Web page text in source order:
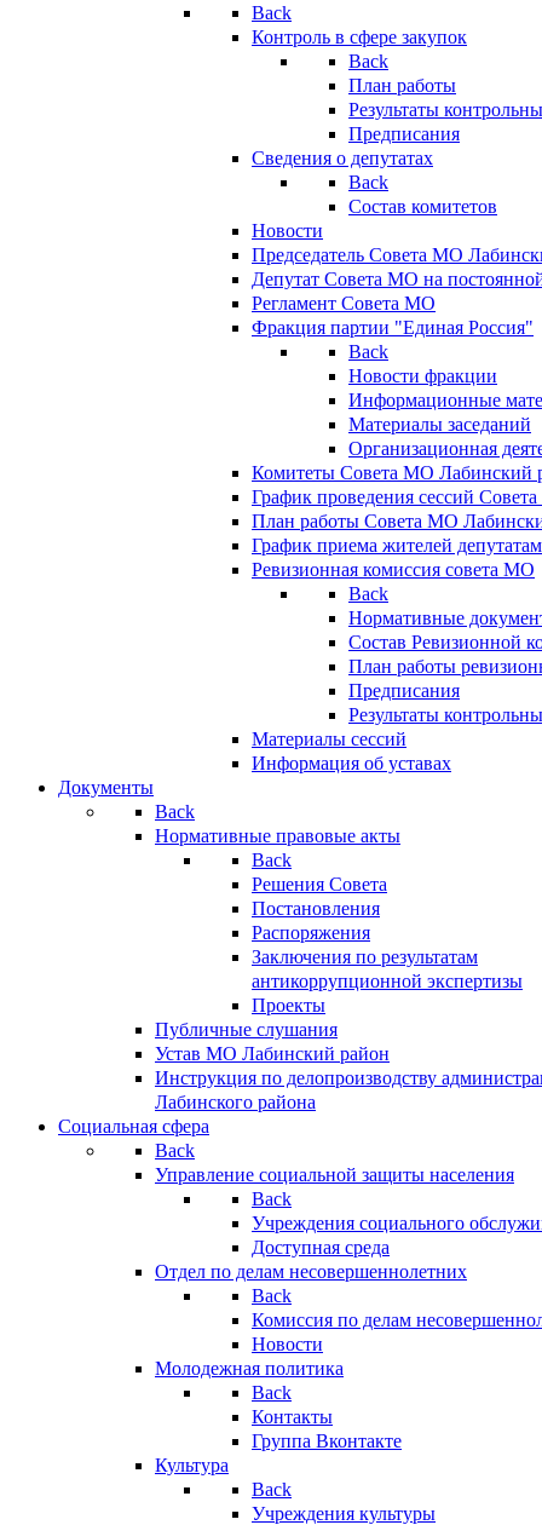
Back
Контроль в сфере закупок
Back
План работы
Результаты
Предписания
Сведения о депутатах
Back
Состав комитетов
Новости
Председатель Совета МО
Депутат Совета МО на
Регламент Совета МО
Фракция партии "Единая Россия"
Back
Новости фракции
Информационные
Материалы заседаний
Организационная
Комитеты Совета МО Лабинский
График проведения сессий
План работы Совета МО
График приема жителей
Ревизионная комиссия совета МО
Back
Нормативные
Состав Ревизионной
План работы
Предписания
Результаты
Материалы сессий
Информация об уставах
Документы
Back
Нормативные правовые акты
Back
Решения Совета
Постановления
Распоряжения
Заключения по результатам
антикоррупционной экспертизы
Проекты
Публичные слушания
Устав МО Лабинский район
Инструкция по делопроизводству
Лабинского района
Социальная сфера
Back
Управление социальной защиты населения
Back
Учреждения социального
Доступная среда
Отдел по делам несовершеннолетних
Back
Комиссия по делам
Новости
Молодежная политика
Back
Контакты
Группа Вконтакте
Культура
Back
Учреждения культуры